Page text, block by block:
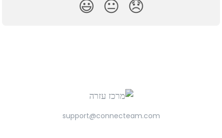
😞
😐
😃
support@connecteam.com